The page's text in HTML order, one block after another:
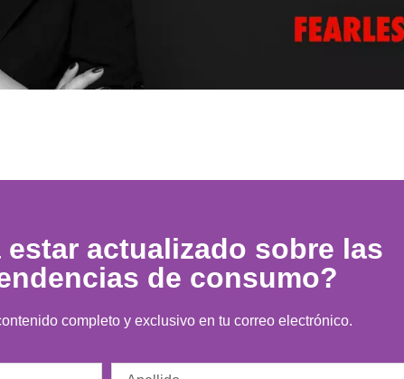
estar actualizado sobre las
de consumo?
completo y exclusivo en tu correo electrónico.